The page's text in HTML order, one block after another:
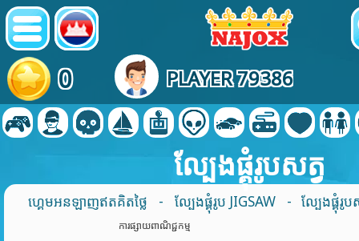
0 PLAYER 79386
ល្បែងផ្គុំរូបសត្វ
ហ្គេមអនឡាញឥតគិតថ្លៃ - ល្បែងផ្គុំរូប JIGSAW - ល្បែងផ្គុំរូប
ការផ្សាយពាណិជ្ជកម្ម